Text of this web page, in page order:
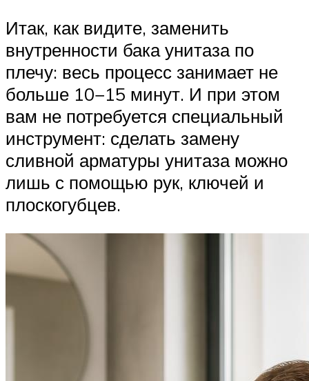
Итак, как видите, заменить
внутренности бака унитаза по
плечу: весь процесс занимает не
больше 10−15 минут. И при этом
вам не потребуется специальный
инструмент: сделать замену
сливной арматуры унитаза можно
лишь с помощью рук, ключей и
плоскогубцев.